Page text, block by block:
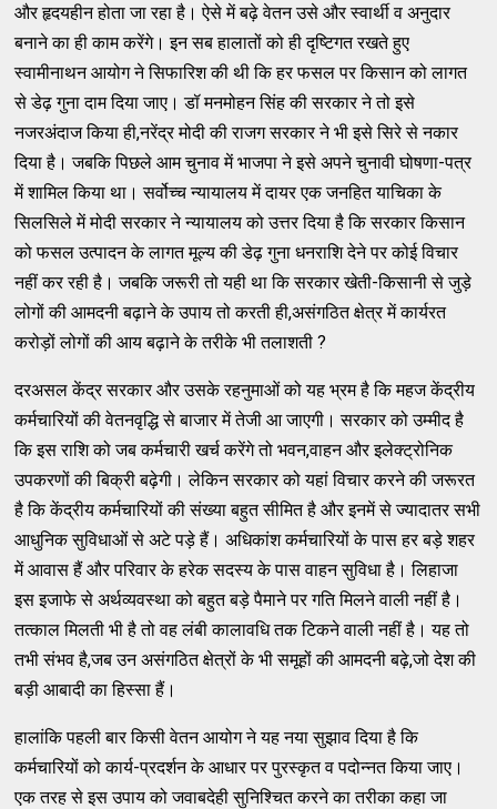
और हृदयहीन होता जा रहा है। ऐसे में बढ़े वेतन उसे और स्वार्थी व अनुदार
बनाने का ही काम करेंगे। इन सब हालातों को ही दृष्टिगत रखते हुए
स्वामीनाथन आयोग ने सिफारिश की थी कि हर फसल पर किसान को लागत
से डेढ़ गुना दाम दिया जाए। डॉ मनमोहन सिंह की सरकार ने तो इसे
नजरअंदाज किया ही,नरेंद्र मोदी की राजग सरकार ने भी इसे सिरे से नकार
दिया है। जबकि पिछले आम चुनाव में भाजपा ने इसे अपने चुनावी घोषणा-पत्र
में शामिल किया था। सर्वोच्च न्यायालय में दायर एक जनहित याचिका के
सिलसिले में मोदी सरकार ने न्यायालय को उत्तर दिया है कि सरकार किसान
को फसल उत्पादन के लागत मूल्य की डेढ़ गुना धनराशि देने पर कोई विचार
नहीं कर रही है। जबकि जरूरी तो यही था कि सरकार खेती-किसानी से जुड़े
लोगों की आमदनी बढ़ाने के उपाय तो करती ही,असंगठित क्षेत्र में कार्यरत
करोड़ों लोगों की आय बढ़ाने के तरीके भी तलाशती ?
दरअसल केंद्र सरकार और उसके रहनुमाओं को यह भ्रम है कि महज केंद्रीय
कर्मचारियों की वेतनवृद्धि से बाजार में तेजी आ जाएगी। सरकार को उम्मीद है
कि इस राशि को जब कर्मचारी खर्च करेंगे तो भवन,वाहन और इलेक्ट्रोनिक
उपकरणों की बिक्री बढ़ेगी। लेकिन सरकार को यहां विचार करने की जरूरत
है कि केंद्रीय कर्मचारियों की संख्या बहुत सीमित है और इनमें से ज्यादातर सभी
आधुनिक सुविधाओं से अटे पड़े हैं। अधिकांश कर्मचारियों के पास हर बड़े शहर
में आवास हैं और परिवार के हरेक सदस्य के पास वाहन सुविधा है। लिहाजा
इस इजाफे से अर्थव्यवस्था को बहुत बड़े पैमाने पर गति मिलने वाली नहीं है।
तत्काल मिलती भी है तो वह लंबी कालावधि तक टिकने वाली नहीं है। यह तो
तभी संभव है,जब उन असंगठित क्षेत्रों के भी समूहों की आमदनी बढ़े,जो देश की
बड़ी आबादी का हिस्सा हैं।
हालांकि पहली बार किसी वेतन आयोग ने यह नया सुझाव दिया है कि
कर्मचारियों को कार्य-प्रदर्शन के आधार पर पुरस्कृत व पदोन्नत किया जाए।
एक तरह से इस उपाय को जवाबदेही सुनिश्चित करने का तरीका कहा जा